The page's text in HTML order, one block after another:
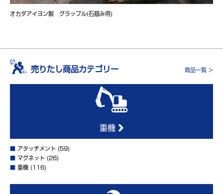
オカダアイヨン製 グラップル(石掴み用)
売りたし商品カテゴリー 商品一覧 >
重機
アタッチメント (59)
マグネット (26)
重機 (116)